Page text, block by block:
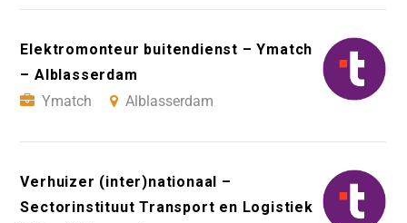
Elektromonteur buitendienst – Ymatch
– Alblasserdam
Ymatch
Alblasserdam
Verhuizer (inter)nationaal –
Sectorinstituut Transport en Logistiek